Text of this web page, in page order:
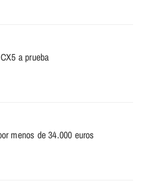
a prueba
menos de 34.000 euros